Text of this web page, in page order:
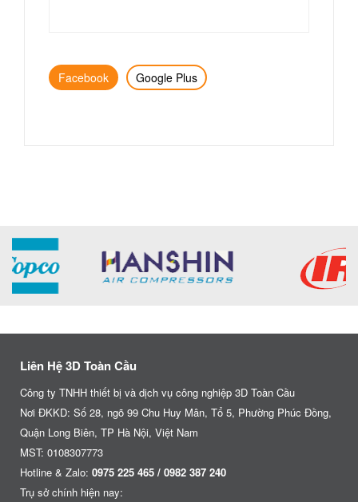
Facebook Google Plus
Liên Hệ 3D Toàn Cầu
Công ty TNHH thiết bị và dịch vụ công nghiệp 3D Toàn Cầu
Nơi ĐKKD: Số 28, ngõ 99 Chu Huy Mân, Tổ 5, Phường Phúc Đồng,
Quận Long Biên, TP Hà Nội, Việt Nam
MST: 0108307773
Hotline & Zalo: 0975 225 465 / 0982 387 240
Trụ sở chính hiện nay: